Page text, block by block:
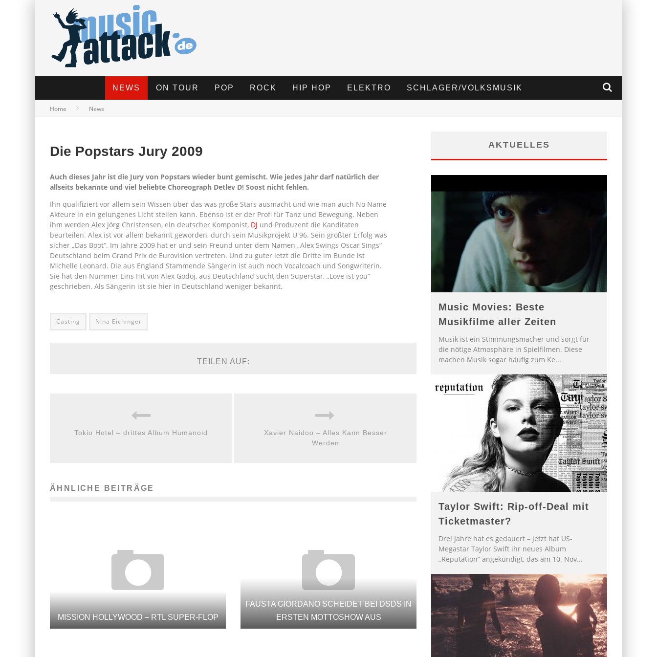
NEWS ON TOUR POP ROCK HIP HOP ELEKTRO SCHLAGER/VOLKSMUSIK
Home News
Die Popstars Jury 2009
Auch dieses Jahr ist die Jury von Popstars wieder bunt gemischt. Wie jedes Jahr darf natürlich der
allseits bekannte und viel beliebte Choreograph Detlev D! Soost nicht fehlen.
Ihn qualifiziert vor allem sein Wissen über das was große Stars ausmacht und wie man auch No Name
Akteure in ein gelungenes Licht stellen kann. Ebenso ist er der Profi für Tanz und Bewegung. Neben
ihm werden Alex Jörg Christensen, ein deutscher Komponist, DJ und Produzent die Kanditaten
beurteilen. Alex ist vor allem bekannt geworden, durch sein Musikprojekt U 96. Sein größter Erfolg was
sicher „Das Boot“. Im Jahre 2009 hat er und sein Freund unter dem Namen „Alex Swings Oscar Sings“
Deutschland beim Grand Prix de Eurovision vertreten. Und zu guter letzt die Dritte im Bunde ist
Michelle Leonard. Die aus England Stammende Sängerin ist auch noch Vocalcoach und Songwriterin.
Sie hat den Nummer Eins Hit von Alex Godoj, aus Deutschland sucht den Superstar, „Love ist you“
geschrieben. Als Sängerin ist sie hier in Deutschland weniger bekannt.
Casting Nina Eichinger
TEILEN AUF:
Tokio Hotel – drittes Album Humanoid
Xavier Naidoo – Alles Kann Besser
Werden
ÄHNLICHE BEITRÄGE
MISSION HOLLYWOOD – RTL SUPER-FLOP
FAUSTA GIORDANO SCHEIDET BEI DSDS IN
ERSTEN MOTTOSHOW AUS
AKTUELLES
Music Movies: Beste
Musikfilme aller Zeiten
Musik ist ein Stimmungsmacher und sorgt für
die nötige Atmosphäre in Spielfilmen. Diese
machen Musik sogar häufig zum Ke...
Taylor Swift: Rip-off-Deal mit
Ticketmaster?
Drei Jahre hat es gedauert – jetzt hat US-
Megastar Taylor Swift ihr neues Album
„Reputation“ angekündigt, das am 10. Nov...